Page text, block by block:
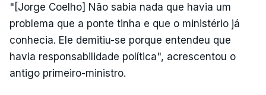
"[Jorge Coelho] Não sabia nada que havia um
problema que a ponte tinha e que o ministério já
conhecia. Ele demitiu-se porque entendeu que
havia responsabilidade política", acrescentou o
antigo primeiro-ministro.